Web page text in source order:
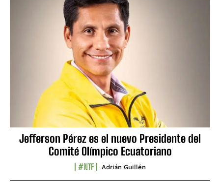
Jefferson Pérez es el nuevo Presidente del
Comité Olímpico Ecuatoriano
#NTF Adrián Guillén